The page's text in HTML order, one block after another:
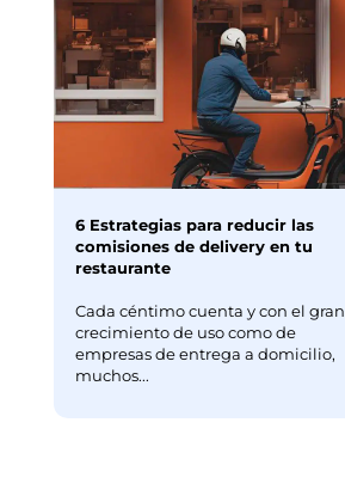
6 Estrategias para reducir las
comisiones de delivery en tu
restaurante
Cada céntimo cuenta y con el gran
crecimiento de uso como de
empresas de entrega a domicilio,
muchos...